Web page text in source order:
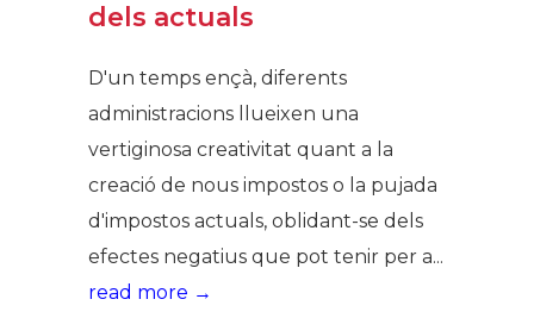
dels actuals
D'un temps ençà, diferents
administracions llueixen una
vertiginosa creativitat quant a la
creació de nous impostos o la pujada
d'impostos actuals, oblidant-se dels
efectes negatius que pot tenir per a...
read more →